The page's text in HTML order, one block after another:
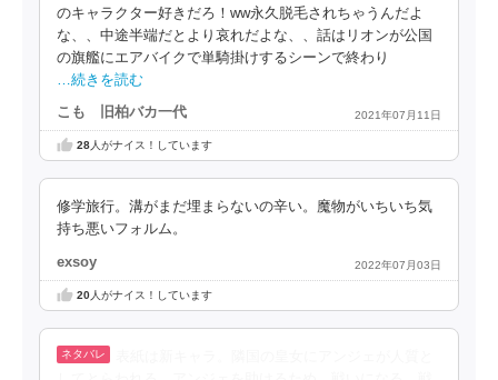
のキャラクター好きだろ！ww永久脱毛されちゃうんだよ
な、、中途半端だとより哀れだよな、、話はリオンが公国
の旗艦にエアバイクで単騎掛けするシーンで終わり
…続きを読む
こも 旧柏バカ一代 2021年07月11日
28人がナイス！しています
修学旅行。溝がまだ埋まらないの辛い。魔物がいちいち気
持ち悪いフォルム。
exsoy 2022年07月03日
20人がナイス！しています